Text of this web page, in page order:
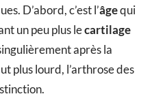
D’abord, c’est l’âgequi
un peu plus lecartilage
après la
plus lourd, l’arthrose des